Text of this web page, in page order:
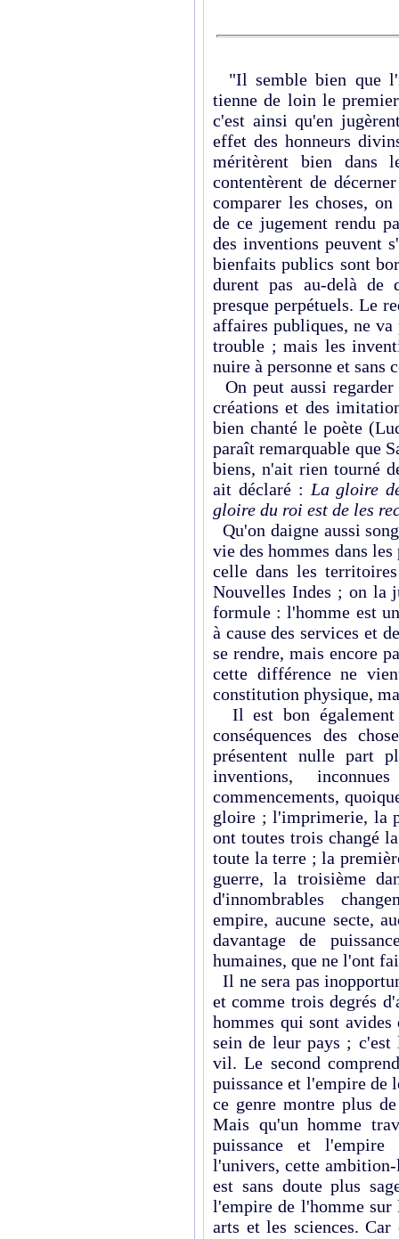
"Il semble bien que
tienne de loin le
c'est ainsi qu'en
effet des honneurs
méritèrent bien dans
contentèrent de
comparer les choses,
de ce jugement rendu
des inventions peuvent
bienfaits publics sont
durent pas au-delà de
presque perpétuels. Le
affaires publiques, ne
trouble ; mais les
nuire à personne et sans
On peut aussi
créations et des
bien chanté le poète
paraît remarquable que
biens, n'ait rien tourné
ait déclaré : La gloire
gloire du roi est de les
Qu'on daigne aussi
vie des hommes dans
celle dans les
Nouvelles Indes ; on la
formule : l'homme est
à cause des services et
se rendre, mais encore
cette différence ne
constitution physique,
Il est bon
conséquences des
présentent nulle part
inventions,
commencements,
gloire ; l'imprimerie, la
ont toutes trois changé
toute la terre ; la
guerre, la troisième
d'innombrables
empire, aucune secte,
davantage de
humaines, que ne l'ont
Il ne sera pas
et comme trois degrés
hommes qui sont
sein de leur pays ;
vil. Le second
puissance et l'empire de
ce genre montre plus
Mais qu'un homme
puissance et
l'univers, cette
est sans doute plus
l'empire de l'homme sur
arts et les sciences.